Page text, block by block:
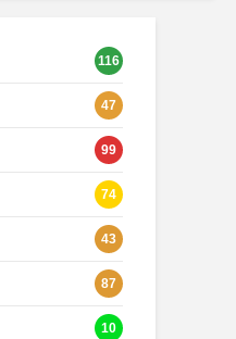
116
47
99
74
43
87
10